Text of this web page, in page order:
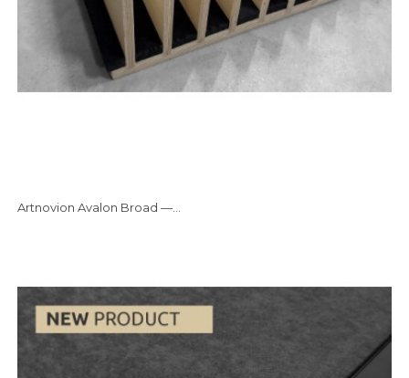
Artnovion Avalon Broad —...